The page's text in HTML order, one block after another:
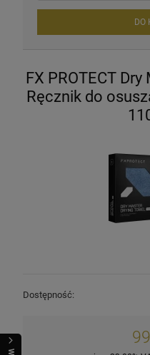
DO
FX PROTECT
Ręcznik do
Dostępność: